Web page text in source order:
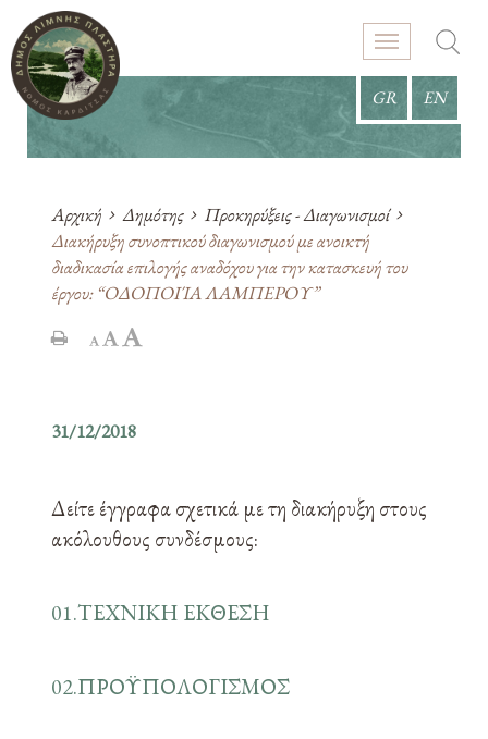
GR EN
Αρχική Δημότης
Προκηρύξεις - Διαγωνισμοί
Διακήρυξη συνοπτικού διαγωνισμού με ανοικτή
διαδικασία επιλογής αναδόχου για την κατασκευή του
έργου: “ΟΔΟΠΟΙΊΑ ΛΑΜΠΕΡΟΥ”
31/12/2018
Δείτε έγγραφα σχετικά με τη διακήρυξη στους
ακόλουθους συνδέσμους:
01.ΤΕΧΝΙΚΗ ΕΚΘΕΣΗ
02.ΠΡΟΫΠΟΛΟΓΙΣΜΟΣ